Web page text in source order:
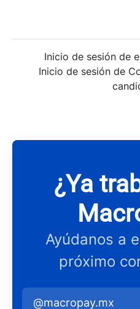
Inicio de sesión de
Inicio de sesión de
¿Ya
Ayúdanos a
próximo
@macropay.mx